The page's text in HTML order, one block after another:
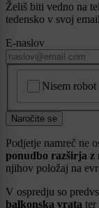
Želiš biti vedno na
tedensko v svoj
E-naslov
Nisem robot
Naročite se
Podjetje namreč ne
ponudbo razširja
njihov položaj na
V ospredju so
balkonska vrata ter